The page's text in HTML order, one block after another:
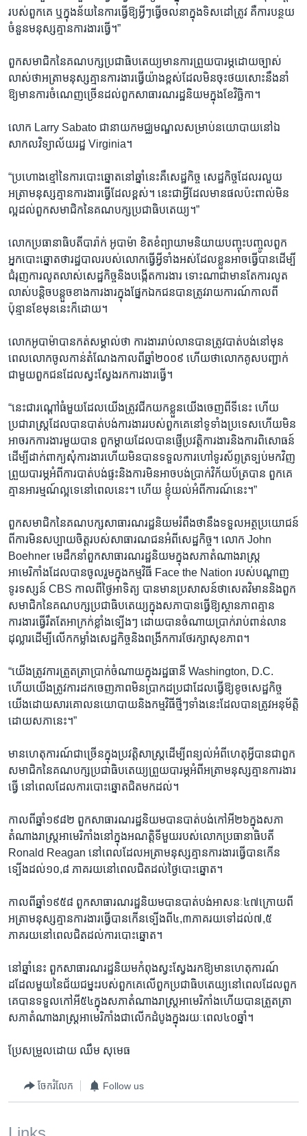
របស់​ពួកគេ​ ឬ​ក្នុង​ន័យ​នៃ​ការ​ធ្វើ​ឱ្យ​អ្វីៗ​ធ្វើ​ចលនា​ក្នុង​ទិសដៅ​ត្រូវ ​គឺ​ការបន្ថយ​
ចំនួន​មនុស្ស​គ្មាន​ការងារ​ធ្វើ។”
ពួក​សមាជិក​នៃ​គណបក្ស​ប្រជាធិបតេយ្យ​មាន​ការព្រួយបារម្ភ​ដោយ​ច្បាស់
លាស់​ថា​អត្រា​មនុស្ស​គ្មាន​ការងារ​ធ្វើ​យ៉ាង​ខ្ពស់​ដែល​មិន​ចុះថយ​សោះ​នឹង​នាំ​
ឱ្យ​មាន​ការចំណេញ​ច្រើន​ដល់​ពួក​សាធារណរដ្ឋនិយម​ក្នុង​ខែ​វិច្ឆិកា។
លោក​ Larry​ Sabato​ ជា​នាយក​មជ្ឈមណ្ឌល​សម្រាប់​នយោបាយ​នៅ​ឯ​
សាកលវិទ្យាល័យ​រដ្ឋ​ Virginia។
“ប្រហោង​ខ្មៅ​នៃ​ការបោះឆ្នោត​នៅ​ឆ្នាំ​នេះ​គឺ​សេដ្ឋកិច្ច​ សេដ្ឋកិច្ច​ដែល​រលួយ​
អត្រា​មនុស្ស​គ្មាន​ការងារ​ធ្វើ​ដែល​ខ្ពស់។​ នេះ​ជា​អ្វី​ដែល​មាន​ផលប៉ះពាល់​មិន​
ល្អ​ដល់​ពួក​សមាជិក​នៃ​គណបក្ស​ប្រជាធិបតេយ្យ។”
លោក​ប្រធានាធិបតី​បារ៉ាក់ អូបាម៉ា ​ខិតខំ​ព្យាយាម​និយាយ​បញ្ចុះបញ្ចូល​ពួក​
អ្នក​បោះឆ្នោត​ថា​រដ្ឋបាល​របស់​លោក​ធ្វើ​អ្វី​ទាំងអស់​ដែល​ខ្លួន​អាច​ធ្វើ​បាន​ដើម្បី​
ជំរុញ​ការលូតលាស់​សេដ្ឋកិច្ច​និង​បង្កើត​ការងារ​ ទោះណា​ជា​មាន​តែ​ការលូត
លាស់​បន្តិចបន្តួច​ខាង​ការងារ​ក្នុង​ផ្នែក​ឯកជន​បាន​ត្រូវ​រាយការណ៍​កាល​ពី​
ប៉ុន្មាន​ខែ​មុន​នេះ​ក៏​ដោយ។
លោក​អូបាម៉ា​បាន​កត់សម្គាល់​ថា​ ការងារ​រាប់​លាន​បាន​ត្រូវ​បាត់បង់​នៅ​មុន​
ពេល​លោក​ចូល​កាន់​តំណែង​កាល​ពី​ឆ្នាំ​២០០៩ ហើយ​ថា​លោក​គូស​បញ្ជាក់​
ជាមួយ​ពួក​ជន​ដែល​ស្វះស្វែង​រក​ការងារ​ធ្វើ។
“នេះ​ជា​រណ្តៅ​ធំ​មួយ​ដែល​យើង​ត្រូវ​ជីក​យក​ខ្លួន​យើង​ចេញ​ពី​ទី​នេះ​ ហើយ​
ប្រជារាស្ត្រ​ដែល​បាន​បាត់បង់​ការងារ​របស់​ពួកគេ​នៅ​ទូទាំង​ប្រទេស​ហើយ​មិន​
អាច​រក​ការងារ​មួយ​បាន​ ពួកម្តាយ​ដែល​បាន​ផ្ញើ​ប្រវត្តិការងារ​និង​ការពិសោធន៍​
ដើម្បី​ដាក់​ពាក្យសុំ​ការងារ​ហើយ​មិន​បាន​ទទួល​ការហៅ​ទូរស័ព្ទ​ត្រទ្បប់​មក​វិញ​
ព្រួយបារម្ភ​អំពី​ការបាត់បង់​ផ្ទះ​និង​ការ​មិនអាច​បង់​ប្រាក់​វិក័យប័ត្រ​បាន​ ពួកគេ​
គ្មាន​អារម្មណ៍​ល្អ​ទេ​នៅ​ពេលនេះ។ ហើយ​ ខ្ញុំ​យល់​អំពី​ការណ៍​នេះ។”
ពួក​សមាជិក​នៃ​គណបក្ស​សាធារណរដ្ឋនិយម​រំពឹង​ថា​នឹង​ទទួល​អត្ថប្រយោជន៍​
ពី​ការ​មិន​សប្បាយ​ចិត្ត​របស់​សាធារណជន​អំពី​សេដ្ឋកិច្ច។​ លោក​ John​
Boehner​ មេដឹកនាំ​ពួក​សាធារណរដ្ឋនិយម​ក្នុង​សភាតំណាងរាស្ត្រ​
អាមេរិកាំង​ដែល​បាន​ចូល​រួម​ក្នុង​កម្មវិធី​ Face ​the​ Nation ​របស់​បណ្តាញ​
ទូរទស្សន៍ CBS ​កាល​ពី​ថ្ងៃ​អាទិត្យ​ បាន​មាន​ប្រសាសន៍​ថា​សេតវិមាន​និង​ពួក​
សមាជិក​នៃ​គណបក្ស​ប្រជាធិបតេយ្យ​ក្នុង​សភា​បាន​ធ្វើ​ឱ្យ​ស្ថានភាព​គ្មាន​
ការងារ​ធ្វើ​រឹត​តែ​អាក្រក់​ខ្លាំង​ទ្បើងៗ​ ដោយ​បាន​ចំណាយ​ប្រាក់​រាប់​ពាន់​លាន​
ដុល្លារ​ដើម្បី​លើក​កម្លាំង​សេដ្ឋកិច្ច​និង​ពង្រីក​ការថែរក្សា​សុខភាព។
“យើង​ត្រូវការ​ត្រួតត្រា​ប្រាក់ចំណាយ​ក្នុង​រដ្ឋធានី​ Washington, D.C.​
ហើយ​យើង​ត្រូវការ​ដក​ចេញ​ភាព​មិន​ប្រាកដប្រជា​ដែល​ធ្វើ​ឱ្យ​ខូច​សេដ្ឋកិច្ច​
យើង​ដោយសារ​គោលនយោបាយ​និង​កម្មវិធី​ថ្មីៗ​ទាំងនេះ​ដែល​បាន​ត្រូវ​អនុម័ត្តិ​
ដោយ​សភា​នេះ។”
មាន​ហេតុការណ៍​ជា​ច្រើន​ក្នុង​ប្រវត្តិសាស្ត្រ​ដើម្បី​ពន្យល់​អំពី​ហេតុ​អ្វី​បាន​ជា​ពួក​
សមាជិក​នៃ​គណបក្ស​ប្រជាធិបតេយ្យ​ព្រួយបារម្ភ​អំពី​អត្រា​មនុស្ស​គ្មាន​ការងារ​
ធ្វើ​ នៅ​ពេល​ដែល​ការ​បោះឆ្នោត​ជិត​មក​ដល់។
កាល​ពី​ឆ្នាំ​១៩៨២​ ពួក​សាធារណរដ្ឋនិយម​បាន​បាត់បង់​កៅអី​២៦​ក្នុង​សភា​
តំណាងរាស្ត្រ​អាមេរិកាំង​នៅ​ក្នុង​អណត្តិ​ទី​មួយ​របស់​លោក​ប្រធានាធិបតី​
Ronald​ Reagan ​នៅ​ពេល​ដែល​អត្រា​មនុស្ស​គ្មាន​ការងារ​ធ្វើ​បាន​កើន​
ទ្បើង​ដល់​១០,៨​ ភាគរយ​នៅ​ពេល​ជិត​ដល់​ថ្ងៃ​បោះឆ្នោត។
កាល​ពី​ឆ្នាំ​១៩៥៨​ ពួក​សាធារណរដ្ឋនិយម​បាន​បាត់បង់​អាសនៈ​៤៧​ក្រោយ​ពី​
អត្រា​មនុស្ស​គ្មាន​ការងារ​ធ្វើ​បាន​កើន​ទ្បើង​ពី​៤,៣​ភាគរយ​ទៅ​ដល់​៧,៥​
ភាគរយ​នៅ​ពេល​ជិត​ដល់​ការបោះឆ្នោត។
នៅ​ឆ្នាំ​នេះ​ ពួក​សាធារណរដ្ឋនិយម​កំពុង​ស្វះស្វែង​រក​ឱ្យ​មាន​ហេតុការណ៍​
ដដែល​មួយ​នៃជ័យ​ជម្នះ​របស់​ពួក​គេ​លើ​ពួក​ប្រជាធិបតេយ្យ​នៅ​ពេល​ដែល​ពួក​
គេ​បាន​ទទួល​កៅអី​៥៤​ក្នុង​សភា​តំណាងរាស្ត្រ​អាមេរិកាំង​ហើយ​បាន​ត្រួតត្រា​
សភា​តំណាងរាស្ត្រ​អាមេរិកាំង​ជា​លើក​ដំបូង​ក្នុង​រយៈពេល​៤០​ឆ្នាំ។
ប្រែ​សម្រួល​ដោយ​ ឈឹម​ សុមេធ
ចែករំលែក Follow us